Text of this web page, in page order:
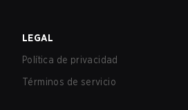
LEGAL
Política de privacidad
Términos de servicio